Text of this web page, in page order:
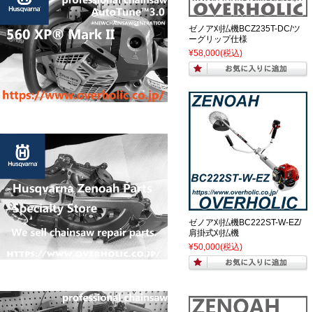
ゼノア刈払機BCZ235T-DC/ツ
ーグリップ仕様
¥58,000(税込)
ゼノア刈払機BC222ST-W-EZ/
肩掛式刈払機
¥50,000(税込)